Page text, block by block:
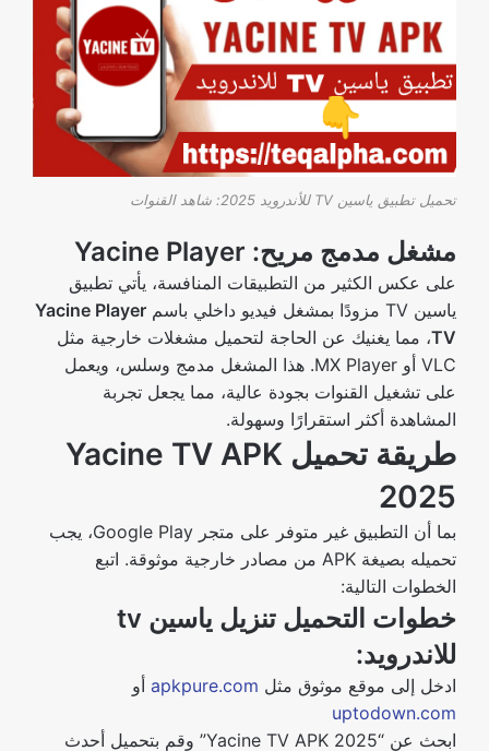
تحميل تطبيق ياسين TV للأندرويد 2025: شاهد القنوات
مشغل مدمج مريح: Yacine Player
على عكس الكثير من التطبيقات المنافسة، يأتي تطبيق
ياسين TV مزودًا بمشغل فيديو داخلي باسم
Yacine Player
TV، مما يغنيك عن الحاجة لتحميل مشغلات خارجية مثل
VLC أو MX Player. هذا المشغل مدمج وسلس، ويعمل
على تشغيل القنوات بجودة عالية، مما يجعل تجربة
المشاهدة أكثر استقرارًا وسهولة.
طريقة تحميل Yacine TV APK
2025
بما أن التطبيق غير متوفر على متجر Google Play، يجب
تحميله بصيغة APK من مصادر خارجية موثوقة. اتبع
الخطوات التالية:
خطوات التحميل تنزيل ياسين tv
للاندرويد:
ادخل إلى موقع موثوق مثل apkpure.com أو
uptodown.com
ابحث عن “Yacine TV APK 2025” وقم بتحميل أحدث